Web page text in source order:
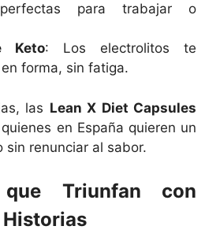
para trabajar o
Keto: Los electrolitos te
forma, sin fatiga.
las Lean X Diet Capsules
en España quieren un
sin renunciar al sabor.
que Triunfan con
Historias